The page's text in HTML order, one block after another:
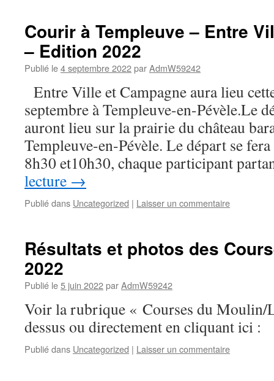
Courir à Templeuve – Entre
– Edition 2022
Publié le4 septembre 2022parAdmW59242
Entre Ville et Campagne aura lieu
septembre à Templeuve-en-Pévèle.Le
auront lieu sur la prairie du château
Templeuve-en-Pévèle. Le départ se
8h30 et10h30, chaque participant
lecture →
Publié dans Uncategorized | Laisser un commentaire
Résultats et photos des
2022
Publié le5 juin 2022parAdmW59242
Voir la rubrique « Courses du Moulin/
dessus ou directement en cliquant ici :
Publié dans Uncategorized | Laisser un commentaire